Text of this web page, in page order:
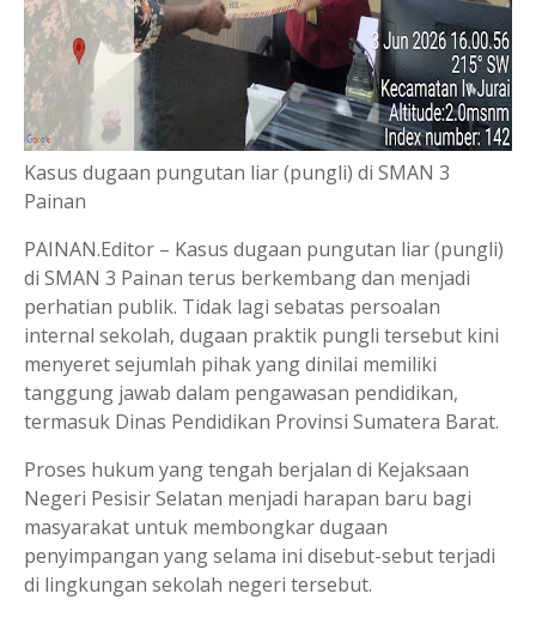
Kasus dugaan pungutan liar (pungli) di SMAN 3
Painan
PAINAN.Editor – Kasus dugaan pungutan liar (pungli)
di SMAN 3 Painan terus berkembang dan menjadi
perhatian publik. Tidak lagi sebatas persoalan
internal sekolah, dugaan praktik pungli tersebut kini
menyeret sejumlah pihak yang dinilai memiliki
tanggung jawab dalam pengawasan pendidikan,
termasuk Dinas Pendidikan Provinsi Sumatera Barat.
Proses hukum yang tengah berjalan di Kejaksaan
Negeri Pesisir Selatan menjadi harapan baru bagi
masyarakat untuk membongkar dugaan
penyimpangan yang selama ini disebut-sebut terjadi
di lingkungan sekolah negeri tersebut.